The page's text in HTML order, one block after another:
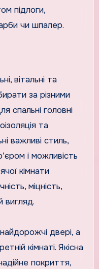
підлоги,
чи шпалер.
вітальні та
за різними
спальні головні
та
важливі стиль,
і можливість
кімнати
міцність,
вигляд.
двері, а
кімнаті. Якісна
покриття,